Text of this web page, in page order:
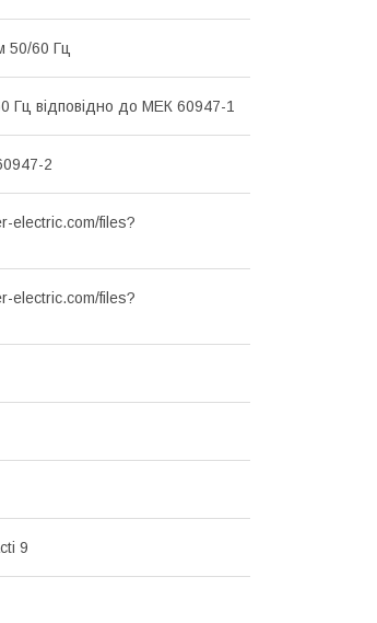
50/60 Гц
Гц відповідно до МЕК 60947-1
2
electric.com/files?
electric.com/files?
9